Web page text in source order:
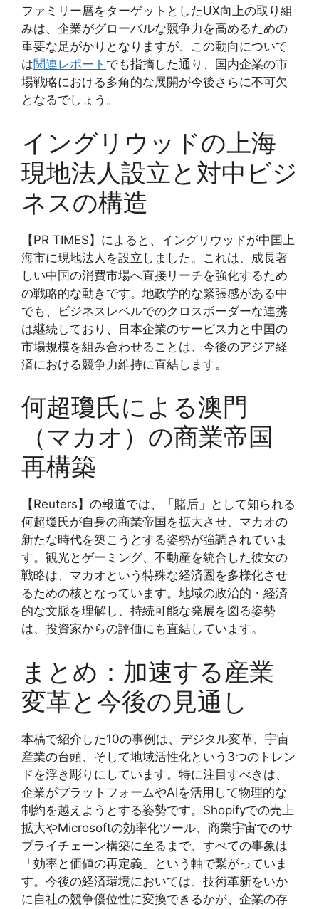
ファミリー層をターゲットとしたUX向上の取り組
みは、企業がグローバルな競争力を高めるための
重要な足がかりとなりますが、この動向について
は関連レポート でも指摘した通り、国内企業の市
場戦略における多角的な展開が今後さらに不可欠
となるでしょう。
イングリウッドの上海
現地法人設立と対中ビジ
ネスの構造
【PR TIMES】によると、イングリウッドが中国上
海市に現地法人を設立しました。これは、成長著
しい中国の消費市場へ直接リーチを強化するため
の戦略的な動きです。地政学的な緊張感がある中
でも、ビジネスレベルでのクロスボーダーな連携
は継続しており、日本企業のサービス力と中国の
市場規模を組み合わせることは、今後のアジア経
済における競争力維持に直結します。
何超瓊氏による澳門
（マカオ）の商業帝国
再構築
【Reuters】の報道では、「賭后」として知られる
何超瓊氏が自身の商業帝国を拡大させ、マカオの
新たな時代を築こうとする姿勢が強調されていま
す。観光とゲーミング、不動産を統合した彼女の
戦略は、マカオという特殊な経済圏を多様化させ
るための核となっています。地域の政治的・経済
的な文脈を理解し、持続可能な発展を図る姿勢
は、投資家からの評価にも直結しています。
まとめ：加速する産業
変革と今後の見通し
本稿で紹介した10の事例は、デジタル変革、宇宙
産業の台頭、そして地域活性化という3つのトレン
ドを浮き彫りにしています。特に注目すべきは、
企業がプラットフォームやAIを活用して物理的な
制約を越えようとする姿勢です。Shopifyでの売上
拡大やMicrosoftの効率化ツール、商業宇宙でのサ
プライチェーン構築に至るまで、すべての事象は
「効率と価値の再定義」という軸で繋がっていま
す。今後の経済環境においては、技術革新をいか
に自社の競争優位性に変換できるかが、企業の存